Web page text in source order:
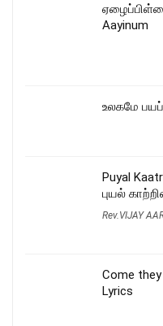
Aayinum
உலகமே
Puyal
புயல்
Rev.VIJAY
Come
Lyrics